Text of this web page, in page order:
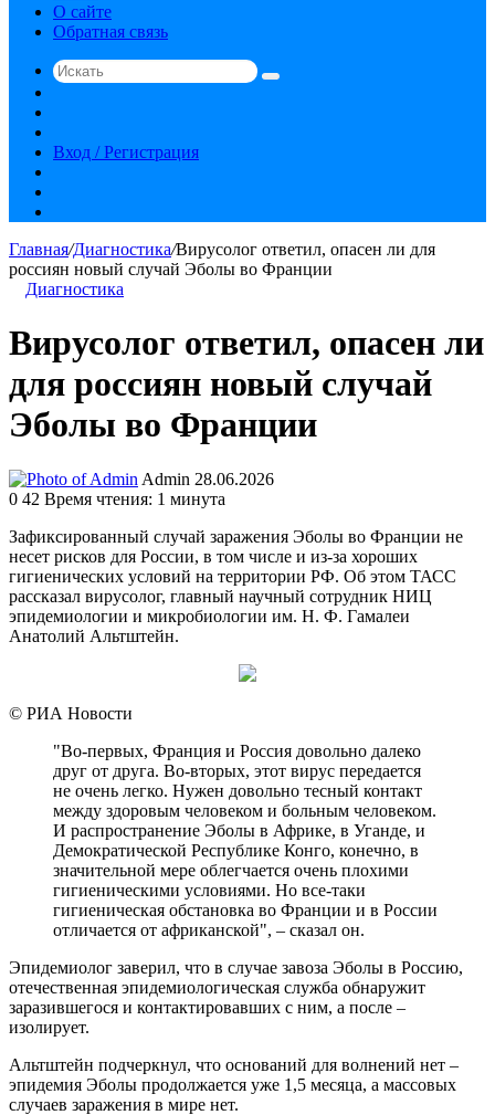
О сайте
Обратная связь
Искать
статья
Вход / Регистрация
Главная/Диагностика/Вирусолог ответил, опасен ли для
россиян новый случай Эболы во Франции
Диагностика
Вирусолог ответил, опасен ли
для россиян новый случай
Эболы во Франции
Admin Send
an
28.06.2026
0 42 Время чтения: 1 минута
Зафиксированный случай заражения Эболы во Франции не
несет рисков для России, в том числе и из-за хороших
гигиенических условий на территории РФ. Об этом ТАСС
рассказал вирусолог, главный научный сотрудник НИЦ
эпидемиологии и микробиологии им. Н. Ф. Гамалеи
Анатолий Альтштейн.
© РИА Новости
"Во-первых, Франция и Россия довольно далеко
друг от друга. Во-вторых, этот вирус передается
не очень легко. Нужен довольно тесный контакт
между здоровым человеком и больным человеком.
И распространение Эболы в Африке, в Уганде, и
Демократической Республике Конго, конечно, в
значительной мере облегчается очень плохими
гигиеническими условиями. Но все-таки
гигиеническая обстановка во Франции и в России
отличается от африканской", – сказал он.
Эпидемиолог заверил, что в случае завоза Эболы в Россию,
отечественная эпидемиологическая служба обнаружит
заразившегося и контактировавших с ним, а после –
изолирует.
Альтштейн подчеркнул, что оснований для волнений нет –
эпидемия Эболы продолжается уже 1,5 месяца, а массовых
случаев заражения в мире нет.